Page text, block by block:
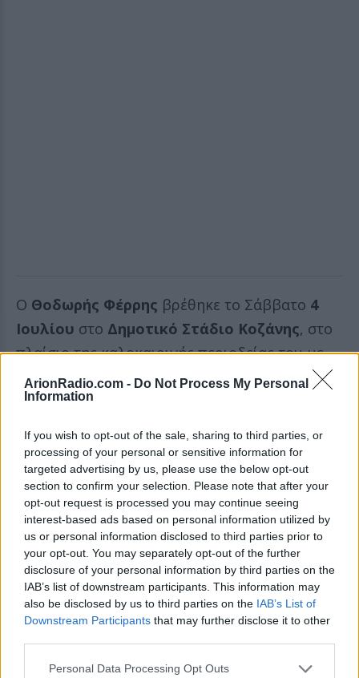
ArionRadio.com - Do Not Process My Personal
Information
If you wish to opt-out of the sale, sharing to third parties, or
processing of your personal or sensitive information for
targeted advertising by us, please use the below opt-out
section to confirm your selection. Please note that after your
opt-out request is processed you may continue seeing
interest-based ads based on personal information utilized by
us or personal information disclosed to third parties prior to
your opt-out. You may separately opt-out of the further
disclosure of your personal information by third parties on the
IAB’s list of downstream participants. This information may
also be disclosed by us to third parties on the IAB’s List of
Downstream Participants that may further disclose it to other
Personal Data Processing Opt Outs
Ο Θοδωρής Φέρρης βρέθηκε το Σάββατο 4
Ιουλίου στο Δημοτικό Στάδιο Κοζάνης, στο
πλαίσιο της καλοκαιρινής περιοδείας του με
τίτλο«Όσο Θα Γυρίζει Η Γη». Η βραδιά
εξελισσόταν ομαλά, όταν ο δημοφιλής
απρόσμενη παύση — και το κοινό δεν ήταν
καθόλου έτοιμο για αυτό που ακολούθησε.
Αντί να συνεχίσει το μουσικό πρόγραμμα, ο
Φέρρης στράφηκε στους θεατές και τους
ζήτησε να του πουν ειλικρινά τη γνώμη τους
για τα ρούχα που φορούσε εκείνη τη βραδιά —
με αποτέλεσμα να ξεσπάσουν γέλια και
χειροκροτήματα σε όλο το στάδιο.